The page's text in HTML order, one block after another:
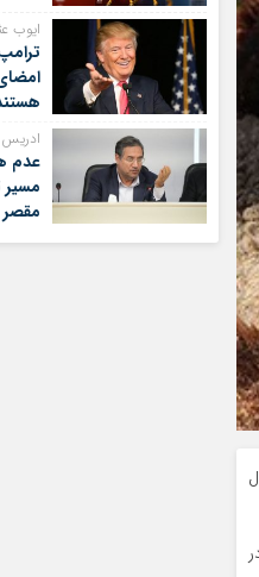
ایوب
برای
بردارد
ادریس
عدم
مسیر